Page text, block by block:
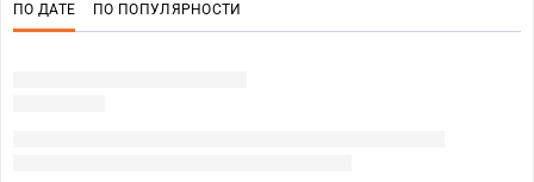
ПО ДАТЕ ПО ПОПУЛЯРНОСТИ